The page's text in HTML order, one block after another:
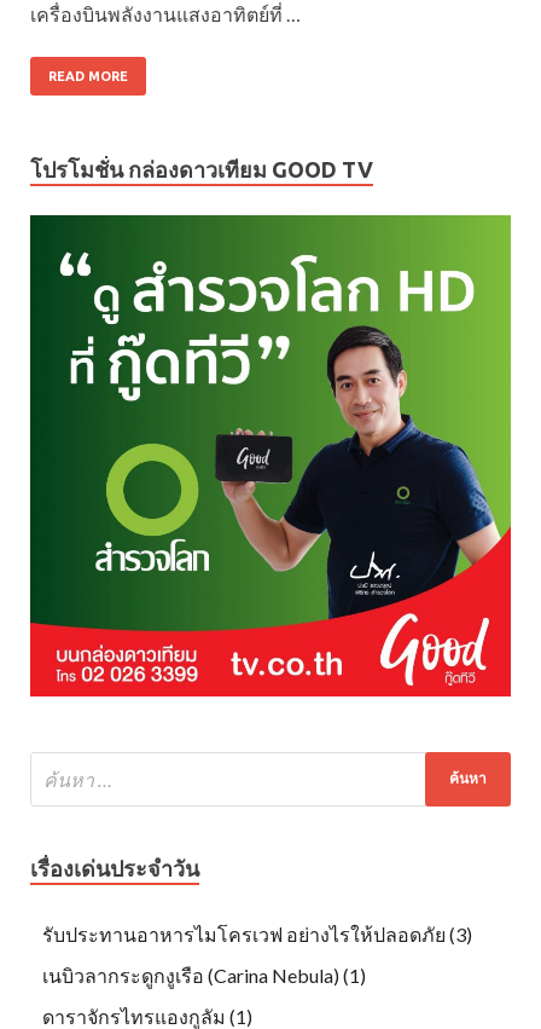
เครื่องบินพลังงานแสงอาทิตย์ที่ …
READ MORE
โปรโมชั่น กล่องดาวเทียม GOOD TV
เรื่องเด่นประจำวัน
รับประทานอาหารไมโครเวฟ อย่างไรให้ปลอดภัย (3)
เนบิวลากระดูกงูเรือ (Carina Nebula) (1)
ดาราจักรไทรแองกูลัม (1)